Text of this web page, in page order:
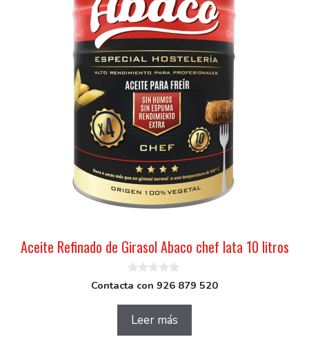
Aceite Refinado de Girasol Abaco chef lata 10 litros
d
Contacta con 926 879 520
Leer más